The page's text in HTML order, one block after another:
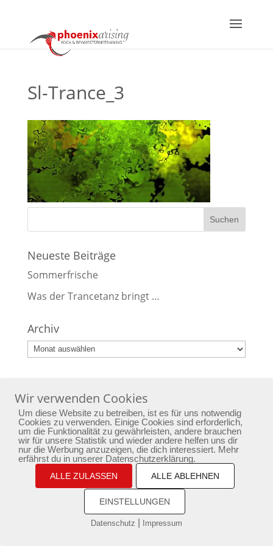
Sl-Trance_3
Neueste Beiträge
Sommerfrische
Was der Trancetanz bringt …
Archiv
Archiv
Home Yoga
Bewusstseinstraining
Passion
Aktuelles Newsletter
Kontakt
Impressum
Datenschutz
copyright by phoenixarising.de
Wir verwenden Cookies
Um diese Website zu betreiben, ist es für uns notwendig
Cookies zu verwenden. Einige Cookies sind erforderlich,
um die Funktionalität zu gewährleisten, andere brauchen
wir für unsere Statistik und wieder andere helfen uns dir
nur die Werbung anzuzeigen, die dich interessiert. Mehr
erfährst du in unserer Datenschutzerklärung.
ALLE ZULASSEN ALLE ABLEHNEN
EINSTELLUNGEN
Datenschutz Impressum